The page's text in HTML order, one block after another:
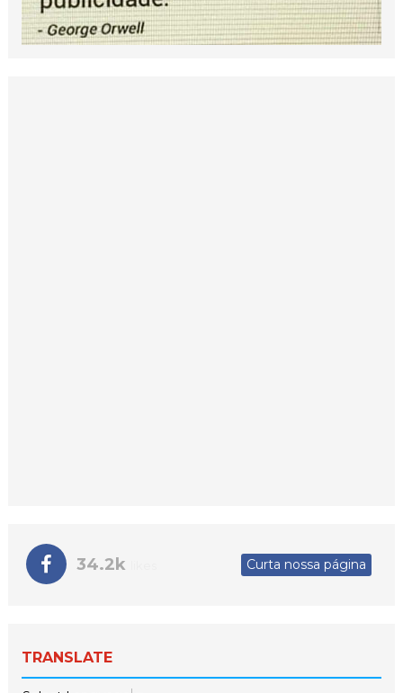
34.2k Curta nossa página
TRANSLATE